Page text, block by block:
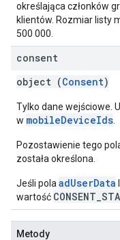
określająca członków
klientów. Rozmiar listy
500 000.
consent
object (Consent)
Tylko dane wejściowe.
w mobileDeviceIds
Pozostawienie tego
została określona.
Jeśli pola adUserData
wartość
Metody